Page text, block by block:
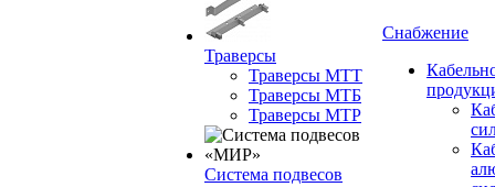
Траверсы
Траверсы МТТ
Траверсы МТБ
Траверсы МТР
Система подвесов
Снабжение